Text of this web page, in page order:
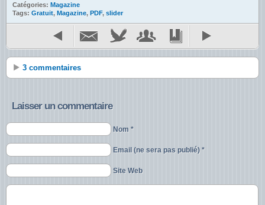
Catégories: Magazine
Tags: Gratuit, Magazine, PDF, slider
3 commentaires
Laisser un commentaire
Nom *
Email (ne sera pas publié) *
Site Web